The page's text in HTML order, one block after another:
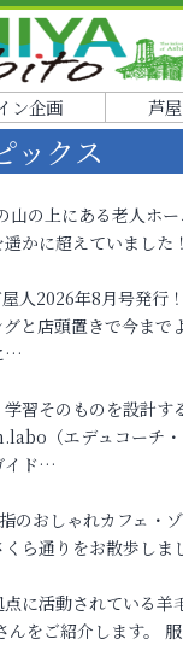
ン企画 芦
ックス
の上にある老人ホー
かに超えていました！
人2026年8月号発行
と店頭置きで今まで
…
習そのものを設計す
（エデュコーチ・
イド…
のおしゃれカフェ・
ら通りをお散歩しま
に活動されている羊
んをご紹介します。